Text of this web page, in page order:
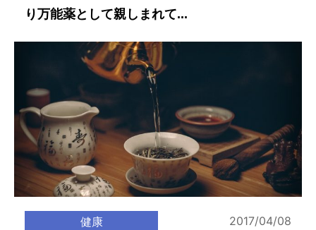
り万能薬として親しまれて...
健康 2017/04/08